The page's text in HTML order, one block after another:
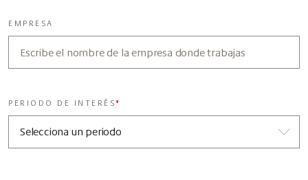
EMPRESA
PERIODO DE INTERÉS*